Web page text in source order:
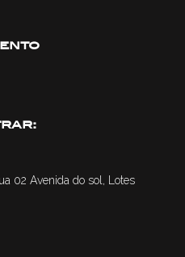
02 Avenida do sol, Lotes